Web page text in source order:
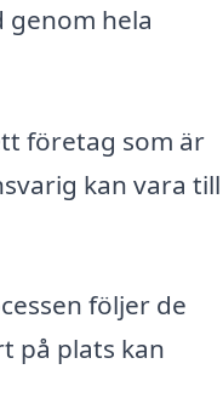
genom hela
företag som är
kan vara till
följer de
på plats kan